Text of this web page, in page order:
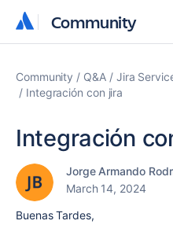
Community
Community
Community Q&A Jira
Integración con jira
Integración
Jorge Armando
March 14, 2024
Buenas Tardes,